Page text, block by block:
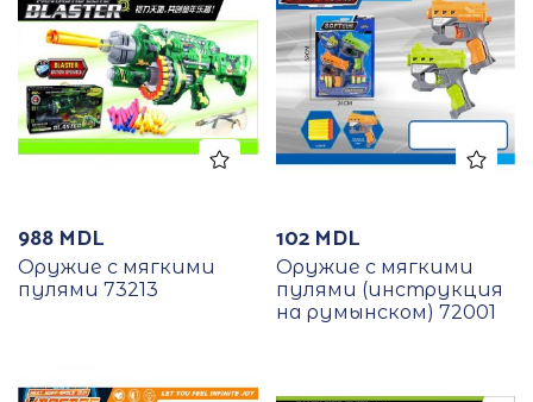
988 MDL
Оружие с мягкими
пулями 73213
102 MDL
Оружие с мягкими
пулями (инструкция
на румынском) 72001